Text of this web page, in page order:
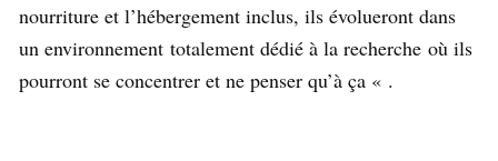
nourriture et l’hébergement inclus, ils évolueront dans
un environnement totalement dédié à la recherche où ils
pourront se concentrer et ne penser qu’à ça « .